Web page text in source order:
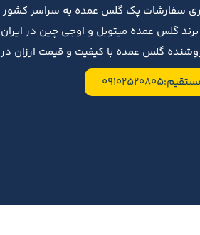
سفارشات پک گلس عمده به سراسر کشور
برند گلس عمده میتوبل و اوجی چین در ایران
گلس عمده با کیفیت و قیمت ارزان در